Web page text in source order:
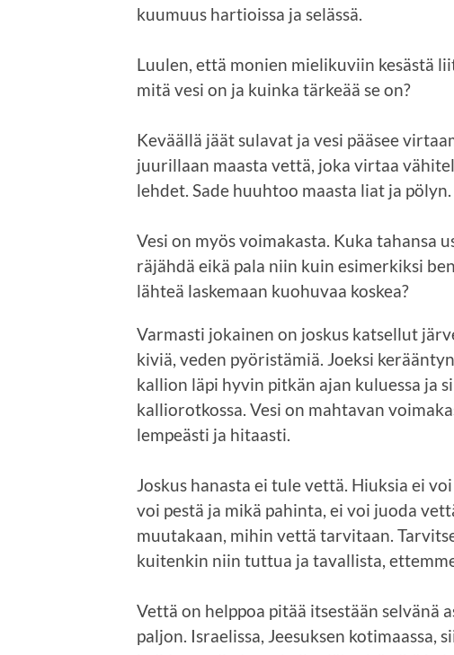
kuumuus hartioissa ja selässä.
Luulen, että monien mielikuviin kesästä
mitä vesi on ja kuinka tärkeää se on?
Keväällä jäät sulavat ja vesi pääsee
juurillaan maasta vettä, joka virtaa
lehdet. Sade huuhtoo maasta liat ja pölyn.
Vesi on myös voimakasta. Kuka tahansa
räjähdä eikä pala niin kuin esimerkiksi
lähteä laskemaan kuohuvaa koskea?
Varmasti jokainen on joskus katsellut
kiviä, veden pyöristämiä. Joeksi
kallion läpi hyvin pitkän ajan kuluessa ja
kalliorotkossa. Vesi on mahtavan
lempeästi ja hitaasti.
Joskus hanasta ei tule vettä. Hiuksia ei
voi pestä ja mikä pahinta, ei voi juoda
muutakaan, mihin vettä tarvitaan.
kuitenkin niin tuttua ja tavallista,
Vettä on helppoa pitää itsestään selvänä
paljon. Israelissa, Jeesuksen kotimaassa,